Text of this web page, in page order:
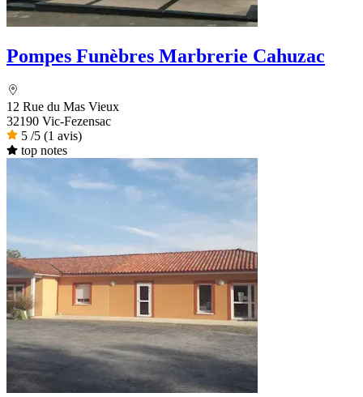
Pompes Funèbres Marbrerie Cahuzac
12 Rue du Mas Vieux
32190 Vic-Fezensac
5 /5 (1 avis)
top notes